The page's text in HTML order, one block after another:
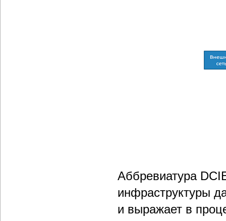
Аббревиатура
инфраструктуры
и выражает в